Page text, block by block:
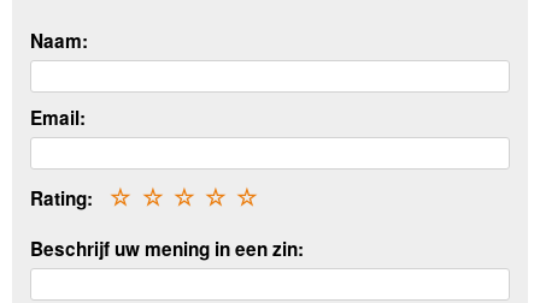
Naam:
Email:
Rating: ☆
☆
☆
☆
☆
Beschrijf uw mening in een zin: